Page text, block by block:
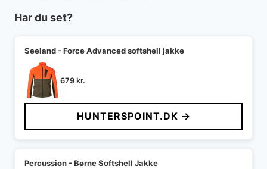
Har du set?
Seeland - Force Advanced softshell jakke
679kr.
HUNTERSPOINT.DK →
Percussion - Børne Softshell Jakke